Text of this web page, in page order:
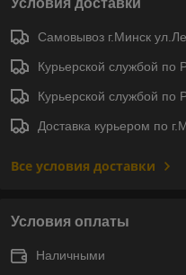
Самовывоз г.Минск
Курьерской службой по
Курьерской службой по
Доставка курьером по
Все условия доставки
Условия оплаты
Наличными